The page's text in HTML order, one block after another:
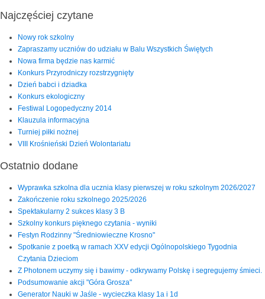
Najczęściej czytane
Nowy rok szkolny
Zapraszamy uczniów do udziału w Balu Wszystkich Świętych
Nowa firma będzie nas karmić
Konkurs Przyrodniczy rozstrzygnięty
Dzień babci i dziadka
Konkurs ekologiczny
Festiwal Logopedyczny 2014
Klauzula informacyjna
Turniej piłki nożnej
VIII Krośnieński Dzień Wolontariatu
Ostatnio dodane
Wyprawka szkolna dla ucznia klasy pierwszej w roku szkolnym 2026/2027
Zakończenie roku szkolnego 2025/2026
Spektakularny 2 sukces klasy 3 B
Szkolny konkurs pięknego czytania - wyniki
Festyn Rodzinny "Średniowieczne Krosno"
Spotkanie z poetką w ramach XXV edycji Ogólnopolskiego Tygodnia
Czytania Dzieciom
Z Photonem uczymy się i bawimy - odkrywamy Polskę i segregujemy śmieci.
Podsumowanie akcji "Góra Grosza"
Generator Nauki w Jaśle - wycieczka klasy 1a i 1d